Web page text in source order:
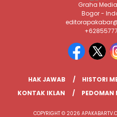
Graha
Bogor -
HAK JAWAB HISTORI
KONTAK IKLAN
PEDOMAN
COPYRIGHT © 2026